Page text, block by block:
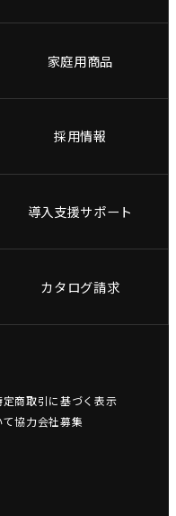
家庭用商品
採用情報
導入支援サポート
カタログ請求
定商取引に基づく表示
て協力会社募集